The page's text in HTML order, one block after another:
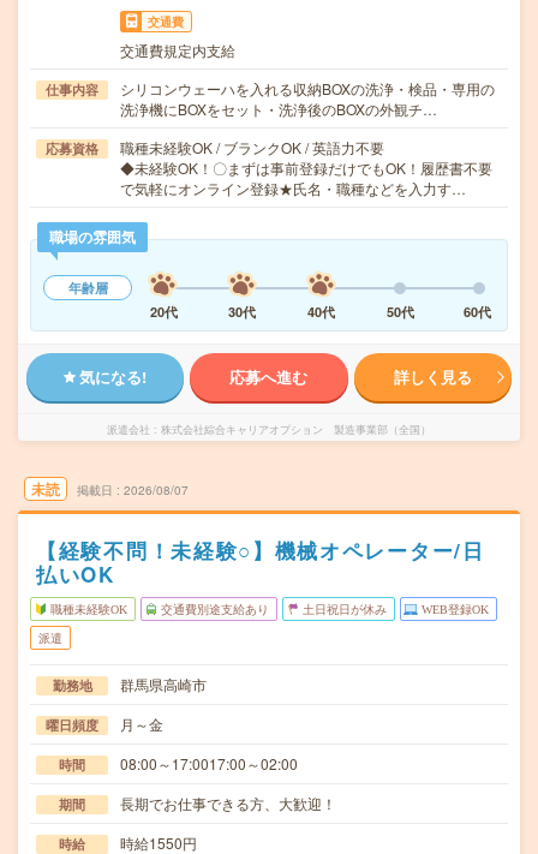
交通費
交通費規定内支給
仕事内容
シリコンウェーハを入れる収納BOXの洗浄・検品・専用の
洗浄機にBOXをセット・洗浄後のBOXの外観チ…
応募資格
職種未経験OK / ブランクOK / 英語力不要
◆未経験OK！〇まずは事前登録だけでもOK！履歴書不要
で気軽にオンライン登録★氏名・職種などを入力す…
職場の雰囲気
年齢層
20代
30代 40代 50代 60代
気になる! 応募へ進む 詳しく見る
派遣会社 株式会社綜合キャリアオプション 製造事業部（全国）
未読 掲載日 2026/08/07
【経験不問！未経験○】機械オペレーター/日
払いOK
職種未経験OK 交通費別途支給あり 土日祝日が休み WEB登録OK
派遣
勤務地 群馬県高崎市
曜日頻度 月～金
時間 08:00～17:0017:00～02:00
期間 長期でお仕事できる方、大歓迎！
時給 時給1550円